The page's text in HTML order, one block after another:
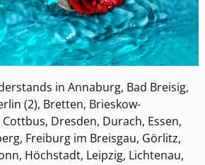
in Annaburg, Bad Breisig,
(2), Bretten, Brieskow-
Dresden, Durach, Essen,
Freiburg im Breisgau, Görlitz,
Höchstadt, Leipzig, Lichtenau,